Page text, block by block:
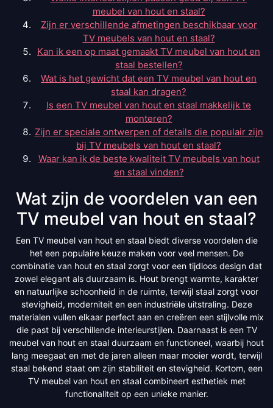
meubel van hout en staal?
Zijn er verschillende afmetingen beschikbaar voor
TV meubels van hout en staal?
Kan ik een op maat gemaakt TV meubel van hout en
staal bestellen?
Wat is het gewicht dat een TV meubel van hout en
staal kan dragen?
Is een TV meubel van hout en staal makkelijk te
monteren?
Zijn er speciale ontwerpen of details die populair zijn
bij TV meubels van hout en staal?
Waar kan ik de beste kwaliteit TV meubels van hout
en staal vinden?
Wat zijn de voordelen van een
TV meubel van hout en staal?
Een TV meubel van hout en staal biedt diverse voordelen die
het een populaire keuze maken voor veel mensen. De
combinatie van hout en staal zorgt voor een tijdloos design dat
zowel elegant als duurzaam is. Hout brengt warmte, karakter
en natuurlijke schoonheid in de ruimte, terwijl staal zorgt voor
stevigheid, moderniteit en een industriële uitstraling. Deze
materialen vullen elkaar perfect aan en creëren een stijlvolle mix
die past bij verschillende interieurstijlen. Daarnaast is een TV
meubel van hout en staal duurzaam en functioneel, waarbij hout
lang meegaat en met de jaren alleen maar mooier wordt, terwijl
staal bekend staat om zijn stabiliteit en stevigheid. Kortom, een
TV meubel van hout en staal combineert esthetiek met
functionaliteit op een unieke manier.